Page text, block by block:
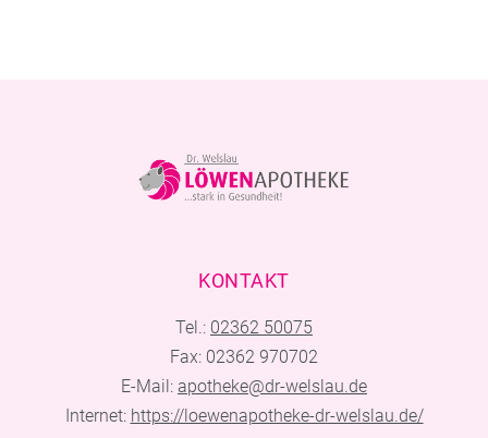
KONTAKT
Tel.: 02362 50075
Fax: 02362 970702
E-Mail: apotheke@dr-welslau.de
Internet: https://loewenapotheke-dr-welslau.de/